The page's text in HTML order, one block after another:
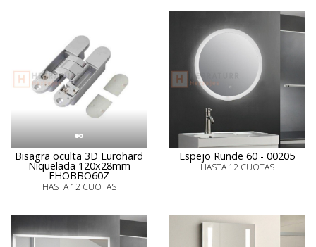
Bisagra oculta 3D Eurohard
Niquelada 120x28mm
EHOBBO60Z
HASTA 12 CUOTAS
Espejo Runde 60 - 00205
HASTA 12 CUOTAS